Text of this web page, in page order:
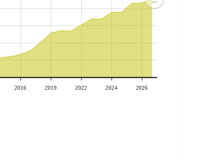
2016 2019 2022 2024 2026